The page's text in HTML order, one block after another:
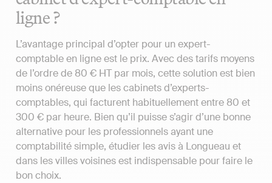
ligne ?
L’avantage principal d’opter pour un expert-
comptable en ligne est le prix. Avec des tarifs moyens
de l’ordre de 80 € HT par mois, cette solution est bien
moins onéreuse que les cabinets d’experts-
comptables, qui facturent habituellement entre 80 et
300 € par heure. Bien qu’il puisse s’agir d’une bonne
alternative pour les professionnels ayant une
comptabilité simple, étudier les avis à Longueau et
dans les villes voisines est indispensable pour faire le
bon choix.